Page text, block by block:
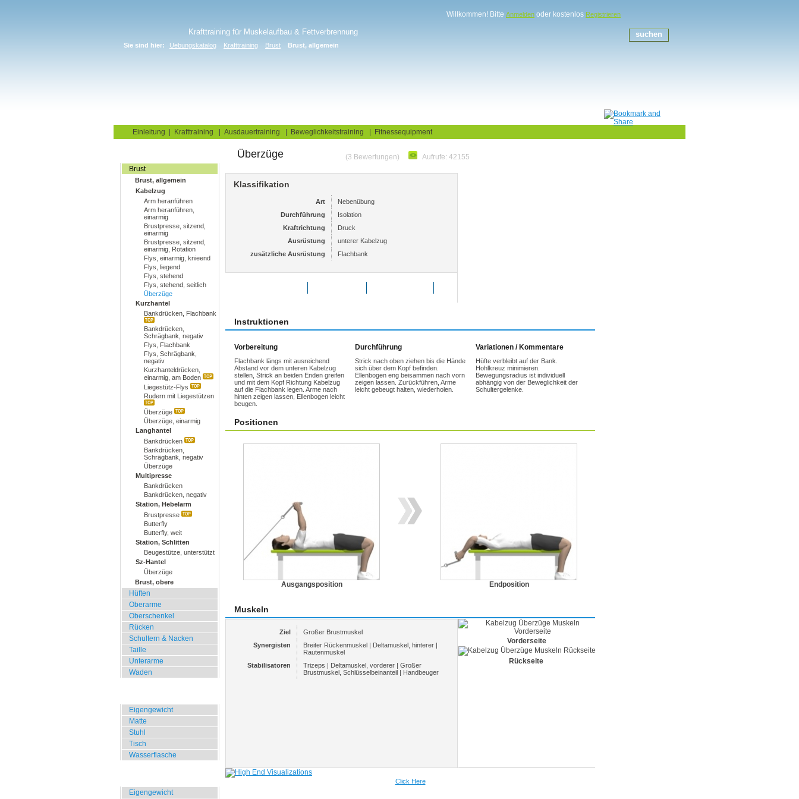
Krafttraining für Muskelaufbau & Fettverbrennung
Sie sind hier: Uebungskatalog Krafttraining Brust Brust, allgemein
Willkommen! Bitte Anmelden oder kostenlos Registrieren
Einleitung Krafttraining Ausdauertraining Beweglichkeitstraining Fitnessequipment
Brust
Brust, allgemein
Kabelzug
Arm heranführen
Arm heranführen,
einarmig
Brustpresse, sitzend,
einarmig
Brustpresse, sitzend,
einarmig, Rotation
Flys, einarmig, knieend
Flys, liegend
Flys, stehend
Flys, stehend, seitlich
Überzüge
Kurzhantel
Bankdrücken, Flachbank
Bankdrücken,
Schrägbank, negativ
Flys, Flachbank
Flys, Schrägbank,
negativ
Kurzhanteldrücken,
einarmig, am Boden
Liegestütz-Flys
Rudern mit Liegestützen
Überzüge
Überzüge, einarmig
Langhantel
Bankdrücken
Bankdrücken,
Schrägbank, negativ
Überzüge
Multipresse
Bankdrücken
Bankdrücken, negativ
Station, Hebelarm
Brustpresse
Butterfly
Butterfly, weit
Station, Schlitten
Beugestütze, unterstützt
Sz-Hantel
Überzüge
Brust, obere
Hüften
Oberarme
Oberschenkel
Rücken
Schultern & Nacken
Taille
Unterarme
Waden
Eigengewicht
Matte
Stuhl
Tisch
Wasserflasche
Eigengewicht
Überzüge (3 Bewertungen) Aufrufe: 42155
Klassifikation
Art
Nebenübung
Durchführung
Isolation
Kraftrichtung
Druck
Ausrüstung
unterer Kabelzug
zusätzliche Ausrüstung
Flachbank
Instruktionen
Vorbereitung
Flachbank längs mit ausreichend
Abstand vor dem unteren Kabelzug
stellen, Strick an beiden Enden greifen
und mit dem Kopf Richtung Kabelzug
auf die Flachbank legen. Arme nach
hinten zeigen lassen, Ellenbogen leicht
beugen.
Durchführung
Strick nach oben ziehen bis die Hände
sich über dem Kopf befinden.
Ellenbogen eng beisammen nach vorn
zeigen lassen. Zurückführen, Arme
leicht gebeugt halten, wiederholen.
Variationen / Kommentare
Hüfte verbleibt auf der Bank.
Hohlkreuz minimieren.
Bewegungsradius ist individuell
abhängig von der Beweglichkeit der
Schultergelenke.
Positionen
Ausgangsposition Endposition
Muskeln
Ziel
Großer Brustmuskel
Synergisten
Breiter Rückenmuskel | Deltamuskel, hinterer |
Rautenmuskel
Stabilisatoren
Trizeps | Deltamuskel, vorderer | Großer
Brustmuskel, Schlüsselbeinanteil | Handbeuger
Vorderseite
Rückseite
Click Here